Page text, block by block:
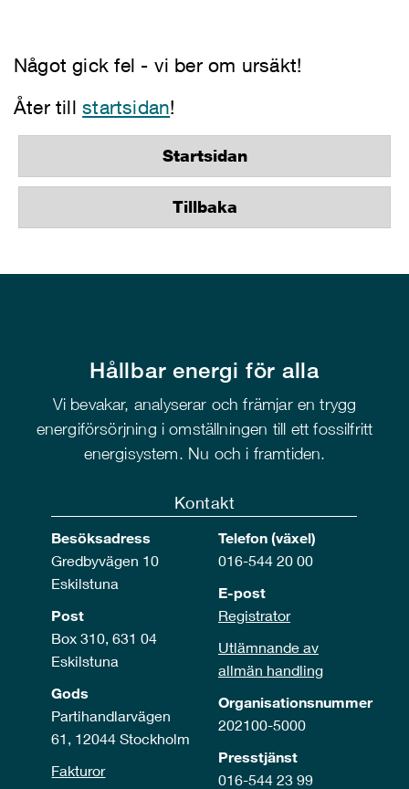
Något gick fel - vi ber om ursäkt!
Åter tillstartsidan!
Startsidan
Tillbaka
Hållbar energi för alla
Vi bevakar, analyserar och främjar en trygg
energiförsörjning i omställningen till ett fossilfritt
energisystem. Nu och i framtiden.
Kontakt
Besöksadress
Gredbyvägen 10
Eskilstuna
Post
Box 310, 631 04
Eskilstuna
Gods
Partihandlarvägen
61, 12044 Stockholm
Fakturor
Telefon (växel)
016-544 20 00
E-post
Registrator
Utlämnande av
allmän handling
Organisationsnummer
202100-5000
Presstjänst
016-544 23 99